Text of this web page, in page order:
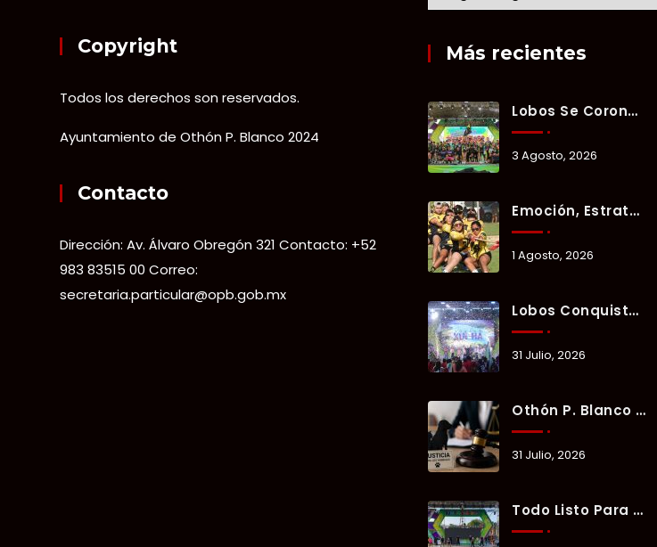
Copyright
Todos los derechos son reservados.
Ayuntamiento de Othón P. Blanco 2024
Contacto
Dirección: Av. Álvaro Obregón 321 Contacto: +52
983 83515 00 Correo:
secretaria.particular@opb.gob.mx
Más recientes
Lobos Se Corona Campeón Del Verano Xul-Há 2026 Tras Tres Días De Intensa Competencia.
3 Agosto, 2026
Emoción, Estrategia Y Trabajo En Equipo Marcan El Segundo Día Del Verano Xul-Há 2026.
1 Agosto, 2026
Lobos Conquista La Primera Competencia Del Verano Xul-Há 2026 En Una Noche Llena De Talento Y Energía.
31 Julio, 2026
Othón P. Blanco Refrenda Su Compromiso Contra El Maltrato Animal: Vinculan A Proceso A Presunto Responsable Tras Denuncia Del Ayuntamiento.
31 Julio, 2026
Todo Listo Para “Verano Xul-Há 2026”; Un Fin De Semana De Deporte, Música Y Convivencia Familiar.